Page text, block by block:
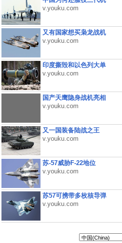
v.youku.com
又有国家想买枭龙战机
v.youku.com
印度撕毁和以色列大单
v.youku.com
国产天鹰隐身战机亮相
v.youku.com
又一国装备陆战之王
v.youku.com
苏-57威胁F-22地位
v.youku.com
苏57可携带多枚核导弹
v.youku.com